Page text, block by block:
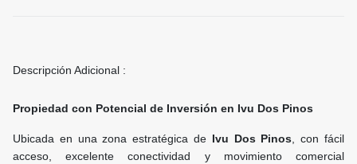
Descripción Adicional :
Propiedad con Potencial de Inversión en Ivu Dos Pinos
Ubicada en una zona estratégica de Ivu Dos Pinos , con fácil
acceso, excelente conectividad y movimiento comercial